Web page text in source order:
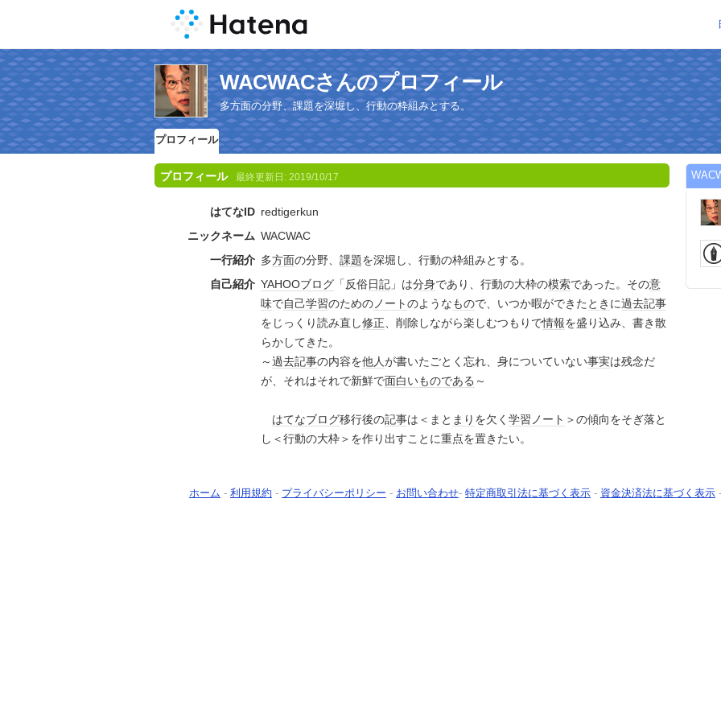
WACWACさんのプロフィール
多方面の分野、課題を深堀し、行動の枠組みとする。
プロフィール
プロフィール 最終更新日: 2019/10/17
はてなID redtigerkun
ニックネーム WACWAC
一行紹介 多方面の分野、 課題を深堀し、行動の枠組みとする。
自己紹介 YAHOOブログ 「反俗日記 」は分身であり、行動の大枠の模索であった。その意
味で自己学習のためのノートのようなもので、いつか暇ができた とき に過去記事
をじっくり読み直し修正、削除しながら楽しむつもりで情報を盛り込み、書き散
らかしてきた。
～過去記事の内容を他人が書いたごとく忘れ、身についていない事実は残念だ
が、それはそれで新鮮で面白いものである ～
はてなブログ移行後の記事は＜まと まり を欠く 学習 ノート ＞の傾向をそぎ落と
し＜行動の大枠＞を作り出すことに重点を置きたい。
ホーム - 利用規約 - プライバシーポリシー - お問い合わせ- 特定商取引法に基づく表示 - 資金決済法に基づく表示 -